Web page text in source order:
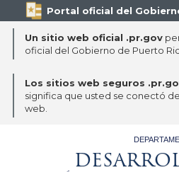
Portal oficial del
Un sitio web oficial .pr.gov
oficial del Gobierno de Puerto
Los sitios web seguros
significa que usted se conectó
web.